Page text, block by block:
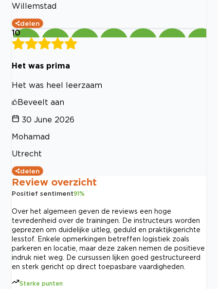
Willemstad
delen
10
Het was prima
Het was heel leerzaam
Beveelt aan
30 June 2026
Mohamad
Utrecht
delen
Review overzicht
Positief sentiment91%
Over het algemeen geven de reviews een hoge
tevredenheid over de trainingen. De instructeurs worden
geprezen om duidelijke uitleg, geduld en praktijkgerichte
lesstof. Enkele opmerkingen betreffen logistiek zoals
parkeren en locatie, maar deze zaken nemen de positieve
indruk niet weg. De cursussen lijken goed gestructureerd
en sterk gericht op direct toepasbare vaardigheden.
Sterke punten